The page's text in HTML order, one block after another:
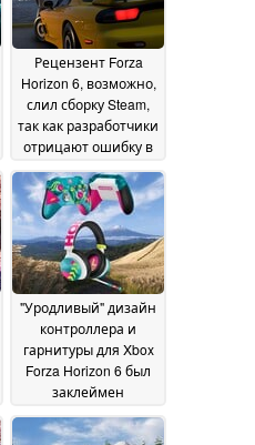
Рецензент Forza
Horizon 6, возможно,
слил сборку Steam,
так как разработчики
отрицают ошибку в
предварительной
загрузке12 May 2026
"Уродливый" дизайн
контроллера и
гарнитуры для Xbox
Forza Horizon 6 был
заклеймен
поклонниками
гоночных игр21 April